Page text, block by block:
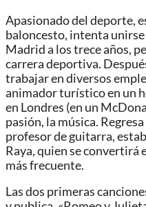
Apasionado del deporte,
baloncesto, intenta unirse
Madrid a los trece años,
carrera deportiva.
trabajar en diversos
animador turístico en un
en Londres (en un
pasión, la música.
profesor de guitarra,
Raya, quien se convertirá
más frecuente.
Las dos primeras